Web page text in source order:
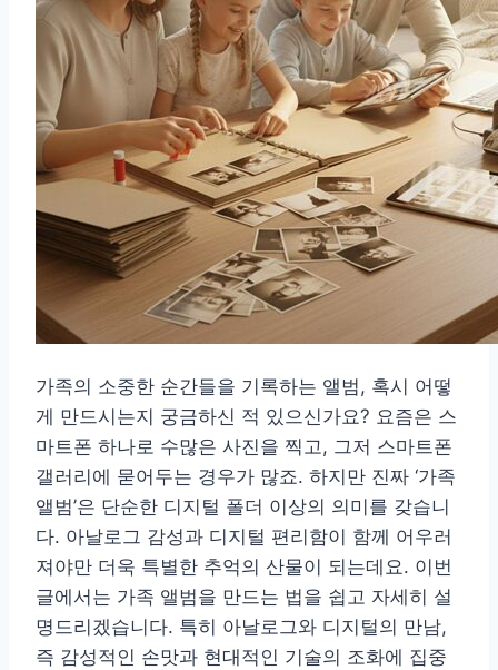
가족의 소중한 순간들을 기록하는 앨범, 혹시 어떻
게 만드시는지 궁금하신 적 있으신가요? 요즘은 스
마트폰 하나로 수많은 사진을 찍고, 그저 스마트폰
갤러리에 묻어두는 경우가 많죠. 하지만 진짜 ‘가족
앨범’은 단순한 디지털 폴더 이상의 의미를 갖습니
다. 아날로그 감성과 디지털 편리함이 함께 어우러
져야만 더욱 특별한 추억의 산물이 되는데요. 이번
글에서는 가족 앨범을 만드는 법을 쉽고 자세히 설
명드리겠습니다. 특히 아날로그와 디지털의 만남,
즉 감성적인 손맛과 현대적인 기술의 조화에 집중